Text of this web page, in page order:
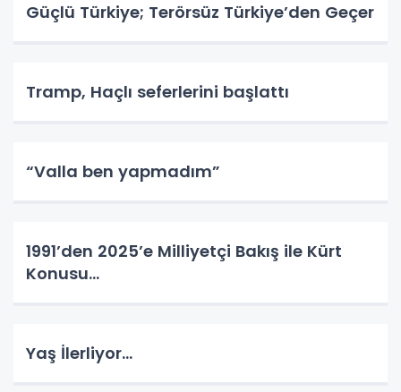
Güçlü Türkiye; Terörsüz Türkiye’den Geçer
Tramp, Haçlı seferlerini başlattı
“Valla ben yapmadım”
1991’den 2025’e Milliyetçi Bakış ile Kürt
Konusu…
Yaş İlerliyor…